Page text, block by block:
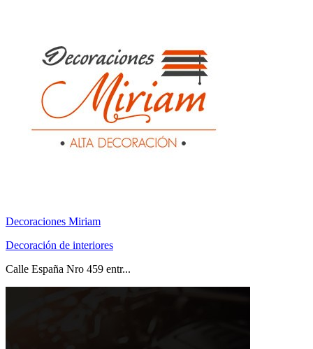
Decoraciones Miriam
Decoración de interiores
Calle España Nro 459 entr...